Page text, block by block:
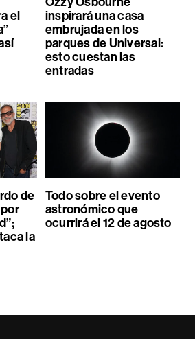
el
inspirará una casa
embrujada en los
parques de Universal:
esto cuestan las
entradas
de
la
Todo sobre el evento
astronómico que
ocurrirá el 12 de agosto